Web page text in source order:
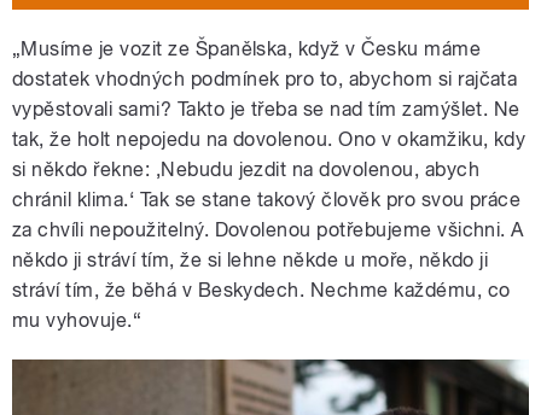
„Musíme je vozit ze Španělska, když v Česku máme
dostatek vhodných podmínek pro to, abychom si rajčata
vypěstovali sami? Takto je třeba se nad tím zamýšlet. Ne
tak, že holt nepojedu na dovolenou. Ono v okamžiku, kdy
si někdo řekne: ‚Nebudu jezdit na dovolenou, abych
chránil klima.‘ Tak se stane takový člověk pro svou práce
za chvíli nepoužitelný. Dovolenou potřebujeme všichni. A
někdo ji stráví tím, že si lehne někde u moře, někdo ji
stráví tím, že běhá v Beskydech. Nechme každému, co
mu vyhovuje.“